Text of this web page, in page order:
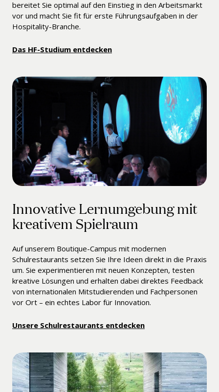
bereitet Sie optimal auf den Einstieg in den Arbeitsmarkt
vor und macht Sie fit für erste Führungsaufgaben in der
Hospitality-Branche.
Das HF-Studium entdecken
Innovative Lernumgebung mit
kreativem Spielraum
Auf unserem Boutique-Campus mit modernen
Schulrestaurants setzen Sie Ihre Ideen direkt in die Praxis
um. Sie experimentieren mit neuen Konzepten, testen
kreative Lösungen und erhalten dabei direktes Feedback
von internationalen Mitstudierenden und Fachpersonen
vor Ort – ein echtes Labor für Innovation.
Unsere Schulrestaurants entdecken